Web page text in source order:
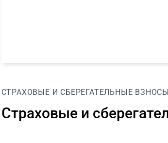
СТРАХОВЫЕ И СБЕРЕГАТЕЛЬНЫЕ ВЗНОСЫ
Страховые и